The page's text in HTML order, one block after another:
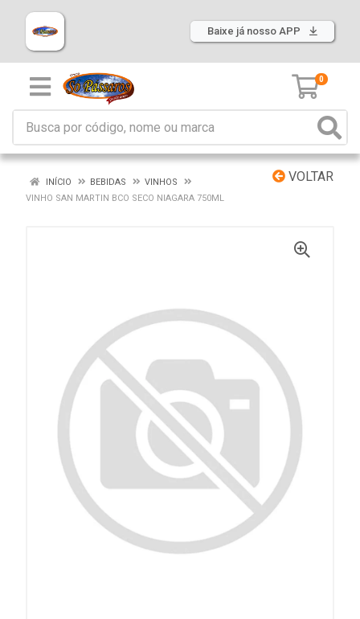
Baixe já nosso APP
0
VOLTAR
INÍCIO BEBIDAS
VINHOS
VINHO SAN MARTIN BCO SECO NIAGARA 750ML